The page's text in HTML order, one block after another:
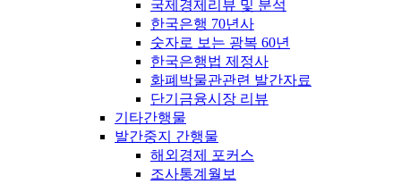
국제경제리뷰 및 분석
한국은행 70년사
숫자로 보는 광복 60년
한국은행법 제정사
화폐박물관관련 발간자료
단기금융시장 리뷰
기타간행물
발간중지 간행물
해외경제 포커스
조사통계월보